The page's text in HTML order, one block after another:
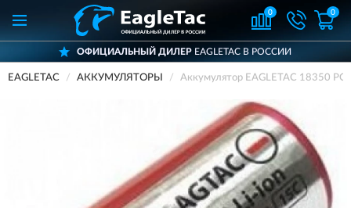
0 0
ОФИЦИАЛЬНЫЙ ДИЛЕРEAGLETAC В РОССИИ
EAGLETAC АККУМУЛЯТОРЫ Аккумулятор EAGLETAC 18350